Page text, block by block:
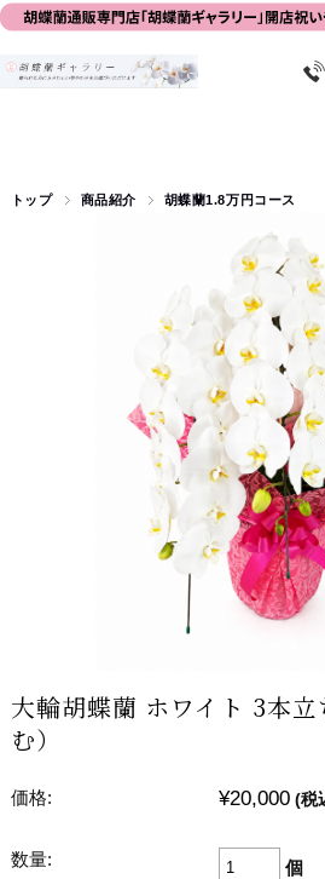
トップ 商品紹介 胡蝶蘭1.8万円コース
大輪胡蝶蘭 ホワイト 3本
む）
価格: ¥20,000 (税
数量: 個